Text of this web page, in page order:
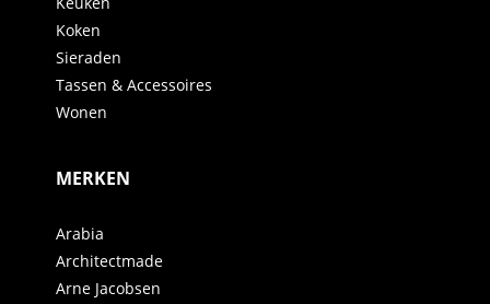
Koken
Sieraden
Tassen & Accessoires
Wonen
MERKEN
Arabia
Architectmade
Arne Jacobsen